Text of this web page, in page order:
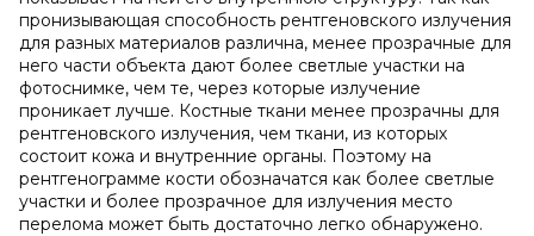
пронизывающая способность рентгеновского излучения
для разных материалов различна, менее прозрачные для
него части объекта дают более светлые участки на
фотоснимке, чем те, через которые излучение
проникает лучше. Костные ткани менее прозрачны для
рентгеновского излучения, чем ткани, из которых
состоит кожа и внутренние органы. Поэтому на
рентгенограмме кости обозначатся как более светлые
участки и более прозрачное для излучения место
перелома может быть достаточно легко обнаружено.